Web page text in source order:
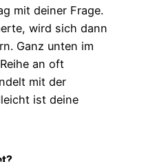
mit deiner Frage.
wird sich dann
Ganz unten im
an oft
mit der
ist deine